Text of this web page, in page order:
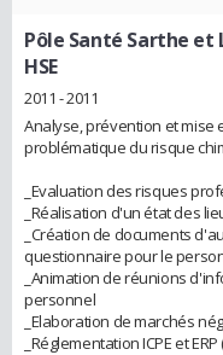
Pôle Santé Sarthe et
HSE
2011 - 2011
Analyse, prévention et mise
problématique du risque
_Evaluation des risques
_Réalisation d'un état des
_Création de documents
questionnaire pour le
_Animation de réunions
personnel
_Elaboration de marchés
_Réglementation ICPE et